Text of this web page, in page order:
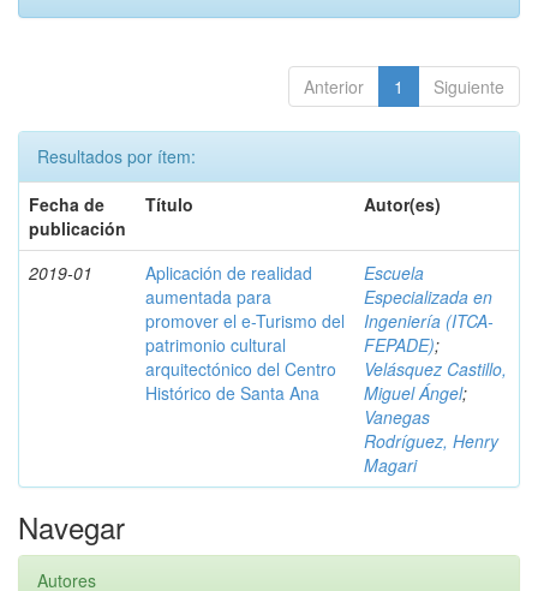
Anterior 1 Siguiente
Resultados por ítem:
Fecha de
publicación
Título Autor(es)
2019-01
Aplicación de realidad
aumentada para
promover el e-Turismo del
patrimonio cultural
arquitectónico del Centro
Histórico de Santa Ana
Escuela
Especializada en
Ingeniería (ITCA-
FEPADE);
Velásquez Castillo,
Miguel Ángel;
Vanegas
Rodríguez, Henry
Magari
Navegar
Autores